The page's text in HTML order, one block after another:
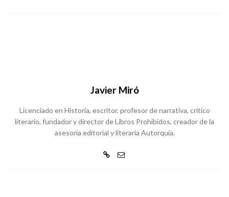
Javier Miró
Licenciado en Historia, escritor, profesor de narrativa, crítico
literario, fundador y director de Libros Prohibidos, creador de la
asesoría editorial y literaria Autorquía.